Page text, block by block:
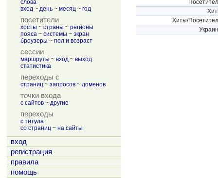
слова
вход ~ день ~ месяц ~ год
посетители
хосты ~ страны ~ регионы
пояса ~ системы ~ экран
броузеры ~ пол и возраст
сессии
маршруты ~ вход ~ выход
статистика
переходы с
страниц ~ запросов ~ доменов
точки входа
с сайтов ~ другие
переходы
с титула
со страниц ~ на сайты
вход
регистрация
правила
помощь
Хиты/